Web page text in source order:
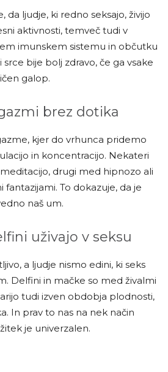
da ljudje, ki redno seksajo, živijo
aktivnosti, temveč tudi v
imunskem sistemu in občutku
bije bolj zdravo, če ga vsake
galop.
brez dotika
kjer do vrhunca pridemo
in koncentracijo. Nekateri
drugi med hipnozo ali
To dokazuje, da je
naš um.
uživajo v seksu
a ljudje nismo edini, ki seks
Delfini in mačke so med živalmi
tudi izven obdobja plodnosti,
In prav to nas na nek način
je univerzalen.